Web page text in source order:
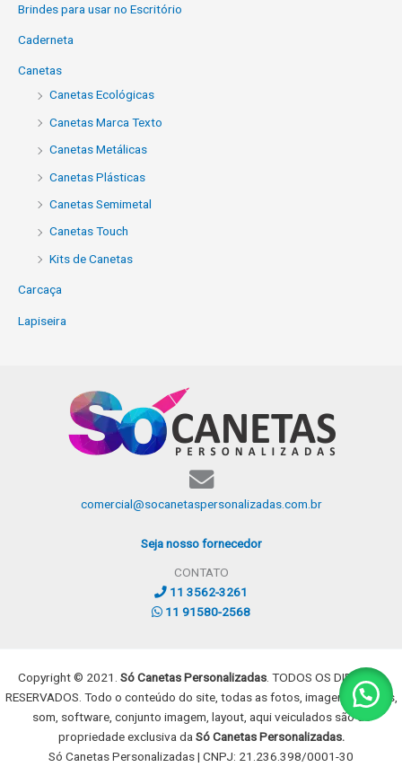
Brindes para usar no Escritório
Caderneta
Canetas
Canetas Ecológicas
Canetas Marca Texto
Canetas Metálicas
Canetas Plásticas
Canetas Semimetal
Canetas Touch
Kits de Canetas
Carcaça
Lapiseira
comercial@socanetaspersonalizadas.com.br
Seja nosso fornecedor
CONTATO
11 3562-3261
11 91580-2568
Copyright © 2021. Só Canetas Personalizadas . TODOS OS DIREITOS
RESERVADOS. Todo o conteúdo do site, todas as fotos, imagens, dizeres,
som, software, conjunto imagem, layout, aqui veiculados são de
propriedade exclusiva da Só Canetas Personalizadas.
Só Canetas Personalizadas | CNPJ: 21.236.398/0001-30